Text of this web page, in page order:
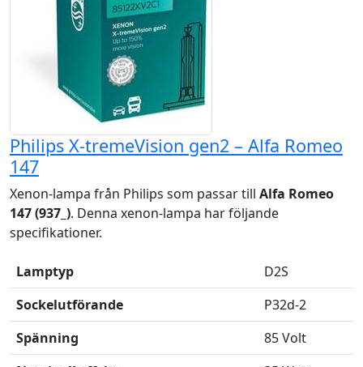
Philips X-tremeVision gen2 – Alfa Romeo
147
Xenon-lampa från Philips som passar till Alfa Romeo
147 (937_). Denna xenon-lampa har följande
specifikationer.
Lamptyp
D2S
Sockelutförande
P32d-2
Spänning
85 Volt